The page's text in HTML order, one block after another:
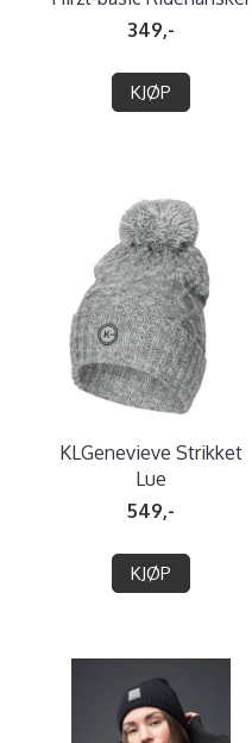
349,-
KJØP
KLGenevieve Strikket
Lue
549,-
KJØP